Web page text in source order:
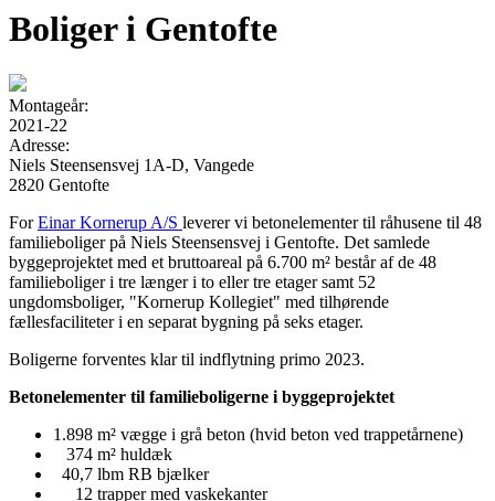
Boliger i Gentofte
Montageår:
2021-22
Adresse:
Niels Steensensvej 1A-D, Vangede
2820 Gentofte
ForEinar Kornerup A/S leverer vi betonelementer til råhusene til 48
familieboliger på Niels Steensensvej i Gentofte. Det samlede
byggeprojektet med et bruttoareal på 6.700 m² består af de 48
familieboliger i tre længer i to eller tre etager samt 52
ungdomsboliger, "Kornerup Kollegiet" med tilhørende
fællesfaciliteter i en separat bygning på seks etager.
Boligerne forventes klar til indflytning primo 2023.
Betonelementer til familieboligerne i byggeprojektet
1.898 m² vægge i grå beton (hvid beton ved trappetårnene)
374 m² huldæk
40,7 lbm RB bjælker
12 trapper med vaskekanter